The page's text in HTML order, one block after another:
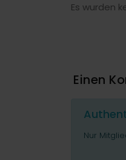
Es wurden
Einen
Nur